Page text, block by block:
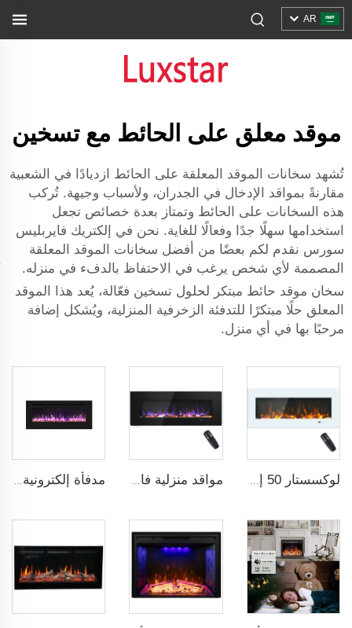
AR
موقد معلق على الحائط مع تسخين
تُشهد سخانات الموقد المعلقة على الحائط ازديادًا في الشعبية
مقارنةً بمواقد الإدخال في الجدران، ولأسباب وجيهة. تُركب
هذه السخانات على الحائط وتمتاز بعدة خصائص تجعل
استخدامها سهلًا جدًا وفعالًا للغاية. نحن في إلكتريك فايربليس
سورس نقدم لكم بعضًا من أفضل سخانات الموقد المعلقة
المصممة لأي شخص يرغب في الاحتفاظ بالدفء في منزله.
سخان موقد حائط مبتكر لحلول تسخين فعّالة، يُعد هذا الموقد
المعلق حلًا مبتكرًا للتدفئة الزخرفية المنزلية، ويُشكل إضافة
مرحبًا بها في أي منزل.
لوكسستار 50 إنش شاشة عريضة بيضاء موقد كهربائي منزلي مع تقنية LED مواقد منزلية فاخرة مقاس 50 بوصة مثبتة على الحائط مع تصميم لهب حقيقي وألوان عصرية ومظهر أسود أنيق مدفأة إلكترونية حديثة مقاس 39 بوصة مع تسخين و13 لون إطار زخرفي، قابلة للتثبيت داخل الجدار وعلى الحائط